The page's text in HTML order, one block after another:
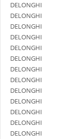
DELONGHI
DELONGHI
DELONGHI
DELONGHI
DELONGHI
DELONGHI
DELONGHI
DELONGHI
DELONGHI
DELONGHI
DELONGHI
DELONGHI
DELONGHI